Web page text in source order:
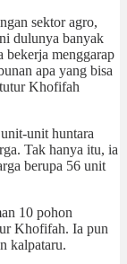
sektor agro,
dulunya banyak
bekerja menggarap
apa yang bisa
Khofifah
unit huntara
Tak hanya itu, ia
berupa 56 unit
10 pohon
Khofifah. Ia pun
kalpataru.